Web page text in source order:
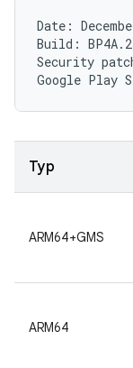
Date:
Build:
Security
Typ
ARM64+GMS
ARM64